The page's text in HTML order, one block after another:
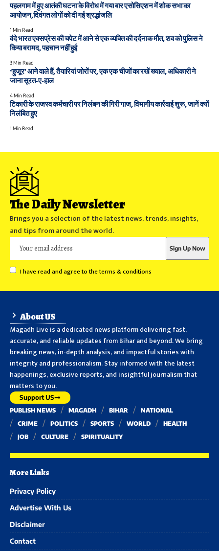
पहलगाम में हुए आतंकी घटना के विरोध में गया बार एसोसिएशन में शोक सभा का
आयोजन,दिवंगत लोगों को दी गई श्रद्धांजलि
1 Min Read
वंदे भारत एक्सप्रेस की चपेट में आने से एक व्यक्ति की दर्दनाक मौत, शव को पुलिस ने
किया बरामद, पहचान नहीं हुई
3 Min Read
‘हुजूर’ आने वाले हैं, तैयारियां जोरों पर, एक एक चीजों का रखें ख्याल, अधिकारी ने
जाना सूरत-ए-हाल
4 Min Read
टिकारी के राजस्व कर्मचारी पर निलंबन की गिरी गाज, विभागीय कार्रवाई शुरू, जानें क्यों
निलंबित हुए
1 Min Read
The Daily Newsletter
Brings you a selection of the latest news, trends, insights,
and tips from around the world.
I have read and agree to the terms & conditions
About US
Magadh Live is a dedicated news platform delivering fast,
accurate, and reliable updates from Bihar and beyond. We bring
breaking news, in-depth analysis, and impactful stories with
integrity and professionalism. Stay informed with the latest
happenings, exclusive reports, and insightful journalism that
matters to you.
Support US
PUBLISH NEWS MAGADH BIHAR
NATIONAL
CRIME
POLITICS SPORTS WORLD
HEALTH
JOB
CULTURE SPIRITUALITY
More Links
Privacy Policy
Advertise With Us
Disclaimer
Contact